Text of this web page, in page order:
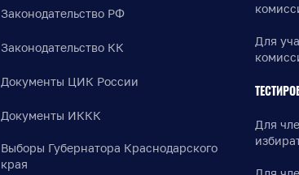
Законодательство РФ
Законодательство КК
Документы ЦИК России
Документы ИККК
Выборы Губернатора Краснодарского
края
Для
Для